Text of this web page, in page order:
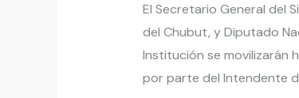
El Secretario General del
del Chubut, y Diputado
Institución se movilizarán
por parte del Intendente